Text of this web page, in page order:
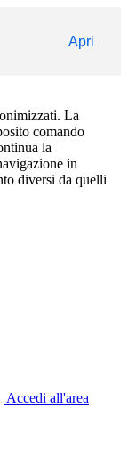
Apri
La
comando
la
in
diversi da quelli
Accedi all'area